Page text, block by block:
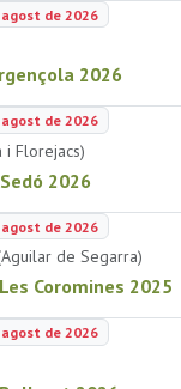
de 2026
2026
de 2026
Florejacs)
2026
de 2026
de Segarra)
Coromines 2025
de 2026